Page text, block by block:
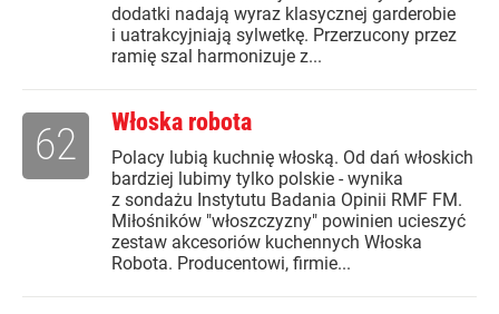
dodatki nadają wyraz klasycznej garderobie
i uatrakcyjniają sylwetkę. Przerzucony przez
ramię szal harmonizuje z...
Włoska robota
Polacy lubią kuchnię włoską. Od dań włoskich
bardziej lubimy tylko polskie - wynika
z sondażu Instytutu Badania Opinii RMF FM.
Miłośników "włoszczyzny" powinien ucieszyć
zestaw akcesoriów kuchennych Włoska
Robota. Producentowi, firmie...
62